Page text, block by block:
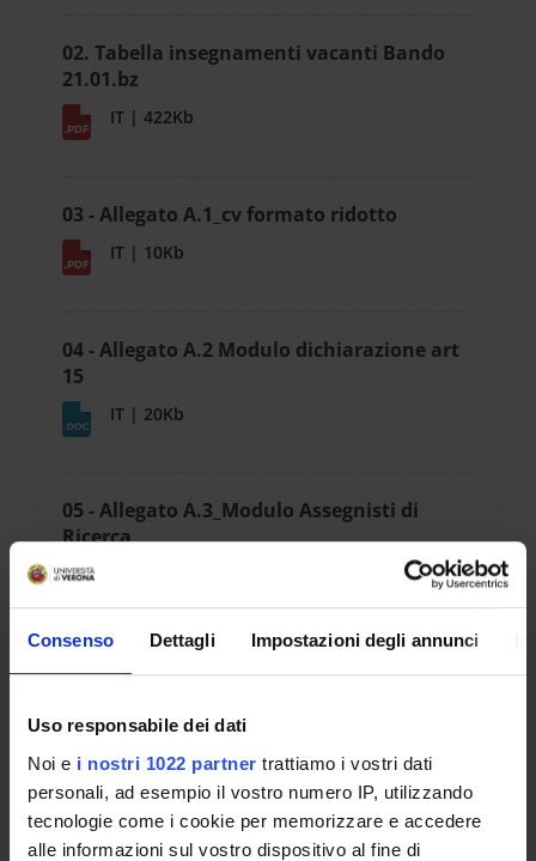
Consenso Dettagli Impostazioni degli annunci
Uso responsabile dei dati
Noi e i nostri 1022 partner trattiamo i vostri dati
personali, ad esempio il vostro numero IP, utilizzando
tecnologie come i cookie per memorizzare e accedere
alle informazioni sul vostro dispositivo al fine di
02. Tabella insegnamenti vacanti Bando
21.01.bz
IT | 422Kb
03 - Allegato A.1_cv formato ridotto
IT | 10Kb
04 - Allegato A.2 Modulo dichiarazione art
15
IT | 20Kb
05 - Allegato A.3_Modulo Assegnisti di
Ricerca
06 - Allegato A.4_Modulo dottorandi
07 - Allegato A.5_Modulo Dipendenti
Ateneo VR